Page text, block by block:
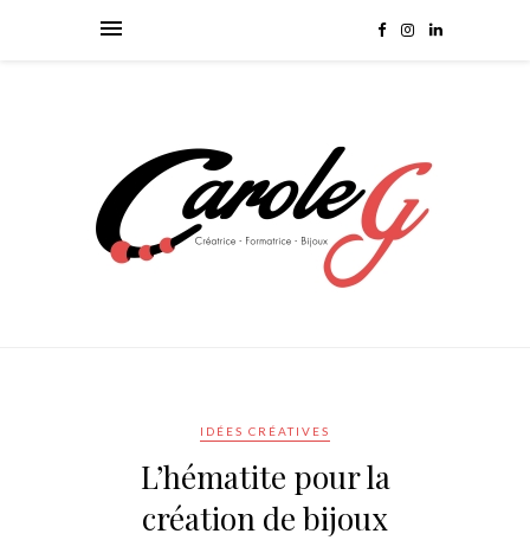
IDÉES CRÉATIVES
L’hématite pour la
création de bijoux